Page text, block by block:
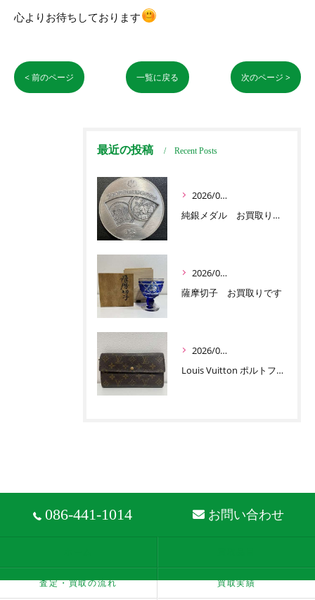
心よりお待ちしております
< 前のページ 一覧に戻る 次のページ >
最近の投稿 Recent Posts
2026/07/03
純銀メダル お買取りです
2026/07/01
薩摩切子 お買取りです
2026/06/30
Louis Vuitton ポルトフォイユ サラ お買取りです
086-441-1014 お問い合わせ
査定・買取の流れ 買取実績